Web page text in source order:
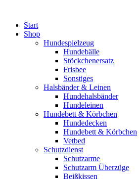
wechseln
Start
Shop
Hundespielzeug
Hundebälle
Stöckchenersatz
Frisbee
Sonstiges
Halsbänder & Leinen
Hundehalsbänder
Hundeleinen
Hundebett & Körbchen
Hundedecken
Hundebett & Körbchen
Vetbed
Schutzdienst
Schutzarme
Schutzarm Überzüge
Beißkissen